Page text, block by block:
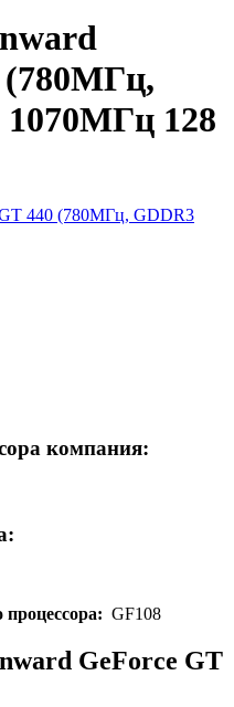
(780МГц,
128
компания:
процессора: GF108
GeForce GT